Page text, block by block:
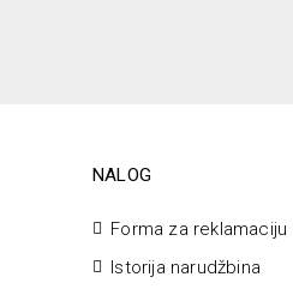
NALOG
Forma za reklamaciju
Istorija narudžbina